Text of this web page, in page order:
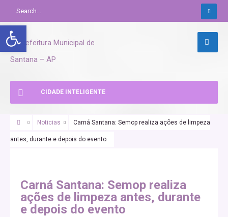
Abrir a barra de ferramentas
CIDADE INTELIGENTE
Noticias Carná Santana: Semop realiza ações de limpeza
antes, durante e depois do evento
Carná Santana: Semop realiza
ações de limpeza antes, durante
e depois do evento